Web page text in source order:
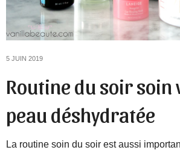
5 JUIN 2019
Routine du soir soin
peau déshydratée
La routine soin du soir est aussi